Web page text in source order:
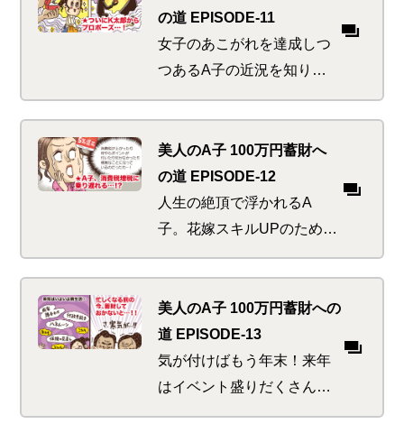
に
の道 EPISODE-11
女子のあこがれを達成しつ
つあるA子の近況を知り、
友人たちはお祝いハッスル
ムード。しかし彼女らは知
っていた、金の切れ目が縁
の切れ目であることを…
美人のA子 100万円蓄財へ
の道 EPISODE-12
人生の絶頂で浮かれるA
子。花嫁スキルUPのためハ
ッスルするも何か重要なこ
とを忘れている気が…。マ
ネ活美人にあってはならぬ
税にまつわるお得の乗り遅
れピンチ！
美人のA子 100万円蓄財への
道 EPISODE-13
気が付けばもう年末！来年
はイベント盛りだくさんで
目の回るような忙しさが予